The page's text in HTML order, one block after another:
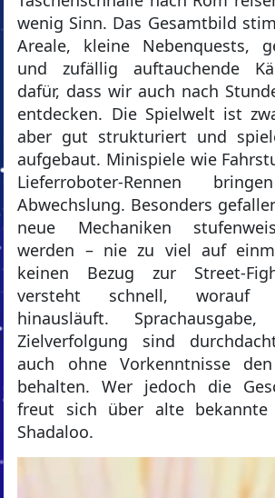
wenig Sinn. Das Gesamtbild
Areale, kleine Nebenquests,
und zufällig auftauchende
dafür, dass wir auch nach
entdecken. Die Spielwelt ist
aber gut strukturiert und
aufgebaut. Minispiele wie
Lieferroboter-Rennen
Abwechslung. Besonders
neue Mechaniken
werden – nie zu viel auf
keinen Bezug zur Street-
versteht schnell, worauf
hinausläuft.
Zielverfolgung sind
auch ohne Vorkenntnisse
behalten. Wer jedoch die
freut sich über alte bekannte
Shadaloo.